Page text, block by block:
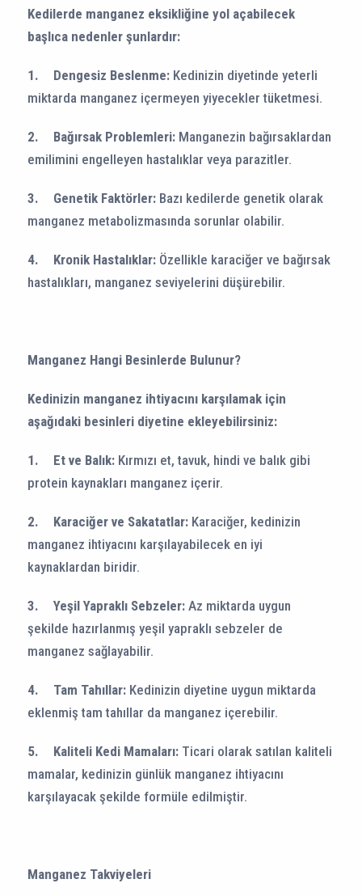
Kedilerde manganez eksikliğine yol açabilecek
başlıca nedenler şunlardır:
1. Dengesiz Beslenme: Kedinizin diyetinde yeterli
miktarda manganez içermeyen yiyecekler tüketmesi.
2. Bağırsak Problemleri:Manganezin bağırsaklardan
emilimini engelleyen hastalıklar veya parazitler.
3. Genetik Faktörler: Bazı kedilerde genetik olarak
manganez metabolizmasında sorunlar olabilir.
4. Kronik Hastalıklar:Özellikle karaciğer ve bağırsak
hastalıkları, manganez seviyelerini düşürebilir.
Manganez Hangi Besinlerde Bulunur?
Kedinizin manganez ihtiyacını karşılamak için
aşağıdaki besinleri diyetine ekleyebilirsiniz:
1. Et ve Balık: Kırmızı et, tavuk, hindi ve balık gibi
protein kaynakları manganez içerir.
2. Karaciğer ve Sakatatlar: Karaciğer, kedinizin
manganez ihtiyacını karşılayabilecek en iyi
kaynaklardan biridir.
3. Yeşil Yapraklı Sebzeler: Az miktarda uygun
şekilde hazırlanmış yeşil yapraklı sebzeler de
manganez sağlayabilir.
4. Tam Tahıllar: Kedinizin diyetine uygun miktarda
eklenmiş tam tahıllar da manganez içerebilir.
5. Kaliteli Kedi Mamaları: Ticari olarak satılan kaliteli
mamalar, kedinizin günlük manganez ihtiyacını
karşılayacak şekilde formüle edilmiştir.
Manganez Takviyeleri